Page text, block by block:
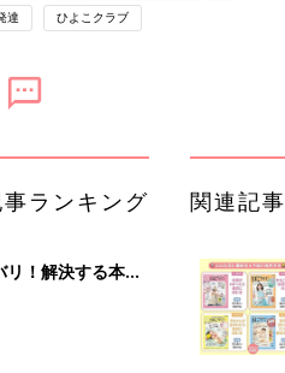
達 ひよこクラブ
ランキング
リ！解決する本
』 4カ月～2才
関連記事